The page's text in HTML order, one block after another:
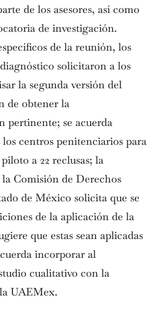
de los asesores, así como
de investigación.
de la reunión, los
solicitaron a los
la segunda versión del
de obtener la
pertinente; se acuerda
centros penitenciarios para
a 22 reclusas; la
Comisión de Derechos
de México solicita que se
de la aplicación de la
que estas sean aplicadas
incorporar al
cualitativo con la
UAEMex.